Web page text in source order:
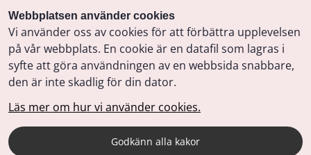
Webbplatsen använder cookies
Vi använder oss av cookies för att förbättra upplevelsen
på vår webbplats. En cookie är en datafil som lagras i
syfte att göra användningen av en webbsida snabbare,
den är inte skadlig för din dator.
Läs mer om hur vi använder cookies.
Godkänn alla kakor